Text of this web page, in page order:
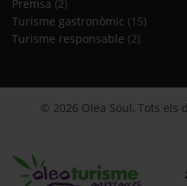
Premsa (2)
Turisme gastronòmic (15)
Turisme responsable (2)
© 2026 Olea Soul, Tots els